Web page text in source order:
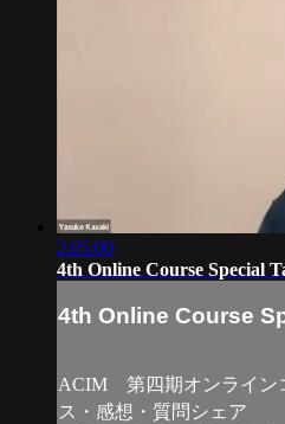
2:05:00
4th Online Course Special
4th Online Course
ACIM 第四期オンライ
ス・感想・質問シェア